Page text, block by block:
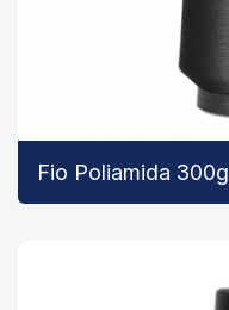
Fio Poliamida 300g